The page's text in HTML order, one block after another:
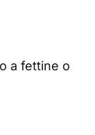
a fettine o